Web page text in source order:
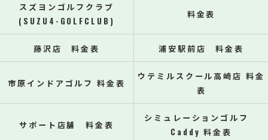
スズヨンゴルフクラブ
(SUZU4-GOLFCLUB)
料金表
藤沢店 料金表 浦安駅前店 料金表
市原インドアゴルフ 料金表
ウテミルスクール高崎店 料金
表
サポート店舗 料金表
シミュレーションゴルフ
Caddy 料金表